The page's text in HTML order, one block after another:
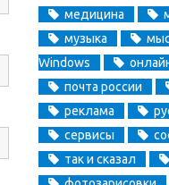
медицина
музыка
Windows
почта россии
реклама
сервисы
так и сказал